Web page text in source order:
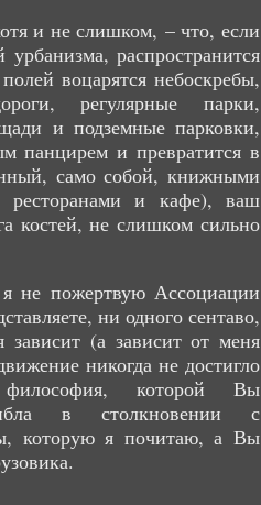
и не слишком, – что, если
распространится
воцарятся небоскребы,
регулярные парки,
и подземные парковки,
панцирем и превратится в
само собой, книжными
ресторанами и кафе), ваш
костей, не слишком сильно
не пожертвую Ассоциации
ни одного сентаво,
(а зависит от меня
никогда не достигло
которой Вы
в столкновении с
которую я почитаю, а Вы